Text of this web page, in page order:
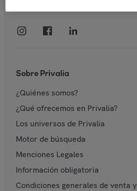
Sobre Privalia
¿Quiénes somos?
¿Qué ofrecemos en Privalia?
Los universos de Privalia
Motor de búsqueda
Menciones Legales
Información obligatoria
Condiciones generales de venta